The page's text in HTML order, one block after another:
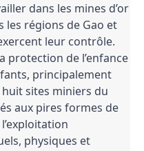
dans les mines d’or
régions de Gao et
leur contrôle.
protection de l’enfance
principalement
sites miniers du
aux pires formes de
physiques et